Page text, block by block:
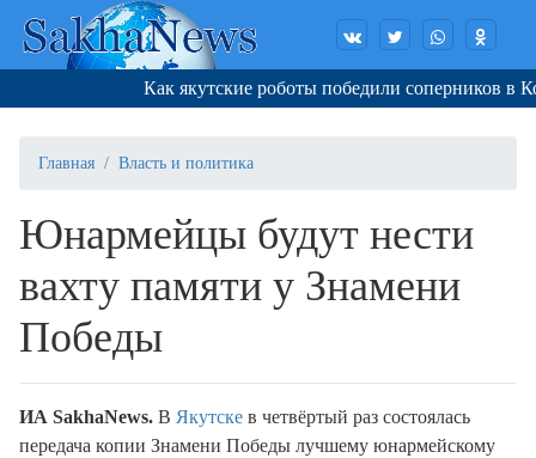
Как якутские роботы победили соперников в Корее
Главная Власть и политика
Юнармейцы будут нести
вахту памяти у Знамени
Победы
ИA SakhaNews. В Якутске в четвёртый раз состоялась
передача копии Знамени Победы лучшему юнармейскому